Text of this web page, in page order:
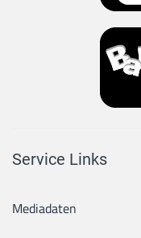
Service Links
Mediadaten